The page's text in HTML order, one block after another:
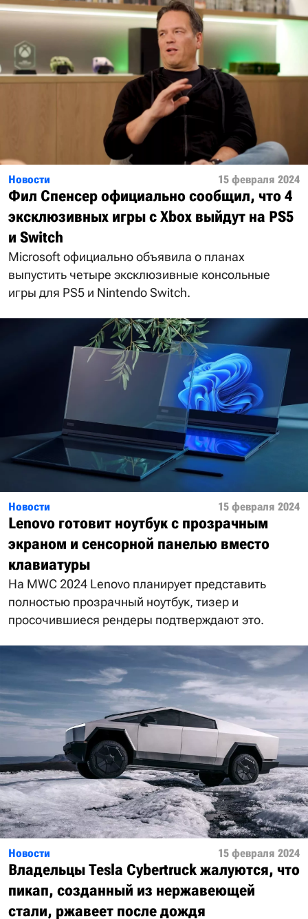
Новости 15 февраля 2024
Фил Спенсер официально сообщил, что 4
эксклюзивных игры с Xbox выйдут на PS5
и Switch
Microsoft официально объявила о планах
выпустить четыре эксклюзивные консольные
игры для PS5 и Nintendo Switch.
Новости 15 февраля 2024
Lenovo готовит ноутбук с прозрачным
экраном и сенсорной панелью вместо
клавиатуры
На MWC 2024 Lenovo планирует представить
полностью прозрачный ноутбук, тизер и
просочившиеся рендеры подтверждают это.
Новости 15 февраля 2024
Владельцы Tesla Cybertruck жалуются, что
пикап, созданный из нержавеющей
стали, ржавеет после дождя